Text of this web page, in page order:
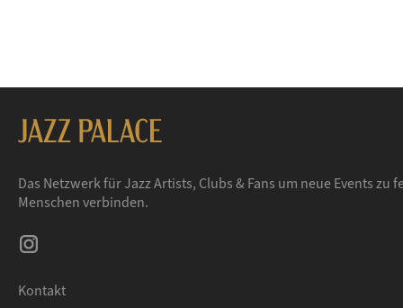
Das Netzwerk für Jazz Artists, Clubs & Fans um neue Events zu
Menschen verbinden.
Kontakt